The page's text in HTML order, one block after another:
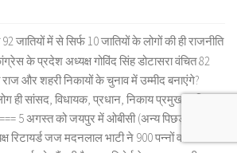
जातियों में से सिर्फ 10 जातियों के लोगों की ही राजनीति
के प्रदेश अध्यक्ष गोविंद सिंह डोटासरा वंचित 82
राज और शहरी निकायों के चुनाव में उम्मीद बनाएंगे?
ही सांसद, विधायक, प्रधान, निकाय प्रमुख आदि
5 अगस्त को जयपुर में ओबीसी (अन्य पिछड़ा वर्ग)
रिटायर्ड जज मदनलाल भाटी ने 900 पन्नों वाली आयोग